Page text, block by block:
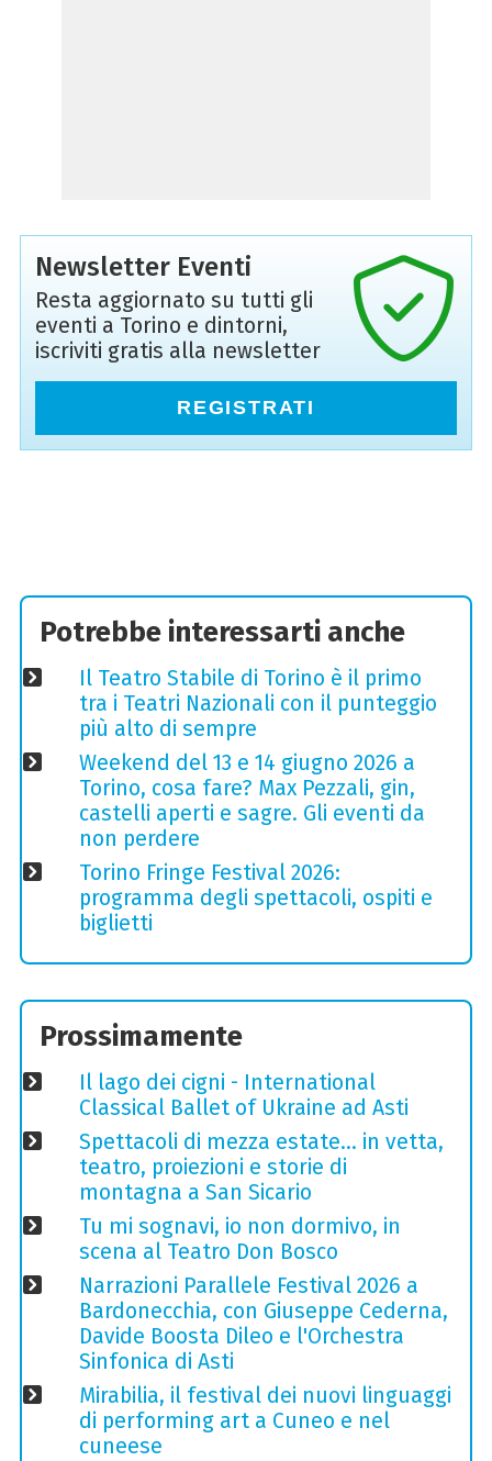
Newsletter Eventi
Resta aggiornato su tutti gli
eventi a Torino e dintorni,
iscriviti gratis alla newsletter
REGISTRATI
Potrebbe interessarti anche
Il Teatro Stabile di Torino è il primo
tra i Teatri Nazionali con il punteggio
più alto di sempre
Weekend del 13 e 14 giugno 2026 a
Torino, cosa fare? Max Pezzali, gin,
castelli aperti e sagre. Gli eventi da
non perdere
Torino Fringe Festival 2026:
programma degli spettacoli, ospiti e
biglietti
Prossimamente
Il lago dei cigni - International
Classical Ballet of Ukraine ad Asti
Spettacoli di mezza estate… in vetta,
teatro, proiezioni e storie di
montagna a San Sicario
Tu mi sognavi, io non dormivo, in
scena al Teatro Don Bosco
Narrazioni Parallele Festival 2026 a
Bardonecchia, con Giuseppe Cederna,
Davide Boosta Dileo e l'Orchestra
Sinfonica di Asti
Mirabilia, il festival dei nuovi linguaggi
di performing art a Cuneo e nel
cuneese